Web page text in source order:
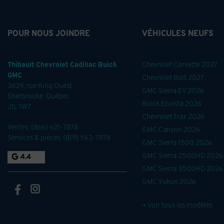
POUR NOUS JOINDRE
Thibault Chevrolet Cadillac Buick
GMC
3839, rue King Ouest
Sherbrooke, Québec
J1L 1W7
Ventes: (866) 621-7878
Services & pièces: (819) 563-7878
4.4
VÉHICULES NEUFS
Chevrolet Corvette 2027
Chevrolet Bolt 2027
GMC Sierra EV 2026
Buick Envista 2026
Chevrolet Trax 2026
GMC Canyon 2026
GMC Sierra 1500 2026
GMC Sierra 2500HD 2026
GMC Sierra 3500HD 2026
GMC Yukon 2026
+ Voir tous les modèles